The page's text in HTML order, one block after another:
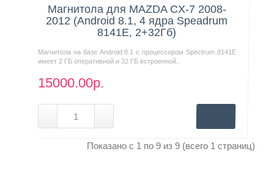
Магнитола для MAZDA CX-7 2008-
2012 (Android 8.1, 4 ядра Speadrum
8141E, 2+32Гб)
Магнитола на базе Android 8.1 с процессором Spectrum 8141E
имеет 2 ГБ оперативной и 32 ГБ встроенной..
15000.00р.
Показано с 1 по 9 из 9 (всего 1 страниц)